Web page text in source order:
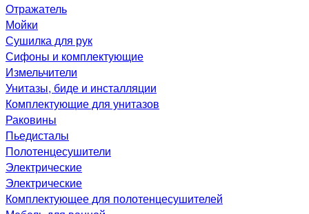
Отражатель
Мойки
Сушилка для рук
Сифоны и комплектующие
Измельчители
Унитазы, биде и инсталляции
Комплектующие для унитазов
Раковины
Пьедисталы
Полотенцесушители
Электрические
Электрические
Комплектующее для полотенцесушителей